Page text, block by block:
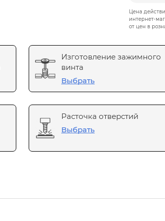
Цена
интернет-
от цен в
Изготовление зажимного
винта
Выбрать
Расточка отверстий
Выбрать